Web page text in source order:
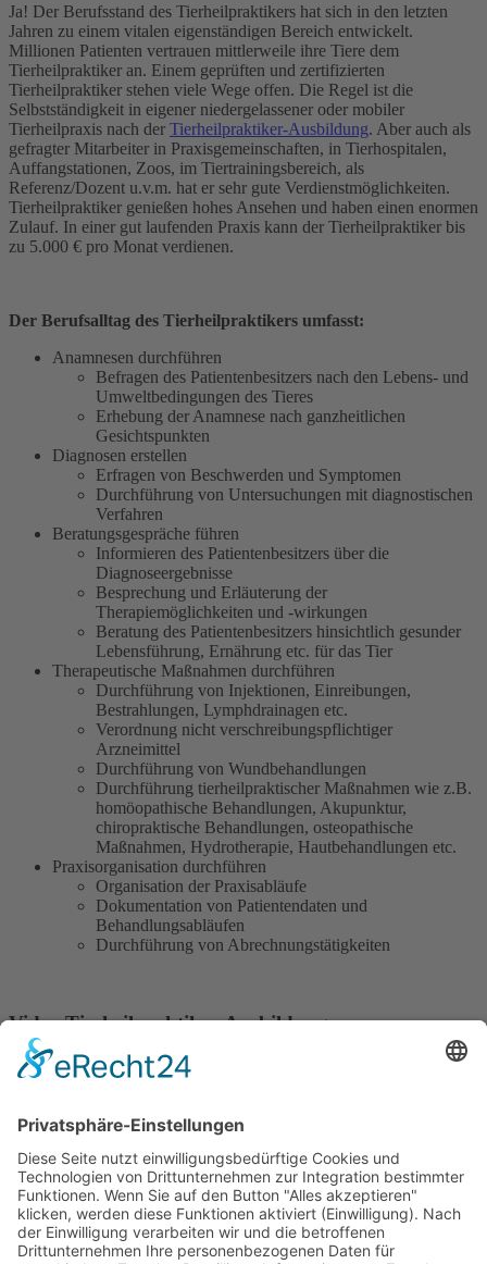
Ja! Der Berufsstand des Tierheilpraktikers hat sich in den letzten
Jahren zu einem vitalen eigenständigen Bereich entwickelt.
Millionen Patienten vertrauen mittlerweile ihre Tiere dem
Tierheilpraktiker an. Einem geprüften und zertifizierten
Tierheilpraktiker stehen viele Wege offen. Die Regel ist die
Selbstständigkeit in eigener niedergelassener oder mobiler
Tierheilpraxis nach der Tierheilpraktiker-Ausbildung. Aber auch als
gefragter Mitarbeiter in Praxisgemeinschaften, in Tierhospitalen,
Auffangstationen, Zoos, im Tiertrainingsbereich, als
Referenz/Dozent u.v.m. hat er sehr gute Verdienstmöglichkeiten.
Tierheilpraktiker genießen hohes Ansehen und haben einen enormen
Zulauf. In einer gut laufenden Praxis kann der Tierheilpraktiker bis
zu 5.000 € pro Monat verdienen.
Der Berufsalltag des Tierheilpraktikers umfasst:
Anamnesen durchführen
Befragen des Patientenbesitzers nach den Lebens- und
Umweltbedingungen des Tieres
Erhebung der Anamnese nach ganzheitlichen
Gesichtspunkten
Diagnosen erstellen
Erfragen von Beschwerden und Symptomen
Durchführung von Untersuchungen mit diagnostischen
Verfahren
Beratungsgespräche führen
Informieren des Patientenbesitzers über die
Diagnoseergebnisse
Besprechung und Erläuterung der
Therapiemöglichkeiten und -wirkungen
Beratung des Patientenbesitzers hinsichtlich gesunder
Lebensführung, Ernährung etc. für das Tier
Therapeutische Maßnahmen durchführen
Durchführung von Injektionen, Einreibungen,
Bestrahlungen, Lymphdrainagen etc.
Verordnung nicht verschreibungspflichtiger
Arzneimittel
Durchführung von Wundbehandlungen
Durchführung tierheilpraktischer Maßnahmen wie z.B.
homöopathische Behandlungen, Akupunktur,
chiropraktische Behandlungen, osteopathische
Maßnahmen, Hydrotherapie, Hautbehandlungen etc.
Praxisorganisation durchführen
Organisation der Praxisabläufe
Dokumentation von Patientendaten und
Behandlungsabläufen
Durchführung von Abrechnungstätigkeiten
Video Tierheilpraktiker-Ausbildung
YouTube Video-Service zu laden!
Wir verwenden einen Service eines Drittanbieters, um
Videoinhalte einzubetten. Dieser Service kann Daten
zu Ihren Aktivitäten sammeln. Bitte lesen Sie die Details
durch und stimmen Sie der Nutzung des Service zu,